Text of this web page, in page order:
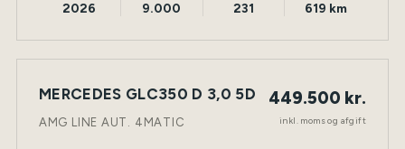
2026 9.000 231 619 km
NY BIL DIESEL TØNDER
MERCEDES GLC350 D 3,0 5D
AMG LINE AUT. 4MATIC
449.500 kr.
inkl. moms og afgift